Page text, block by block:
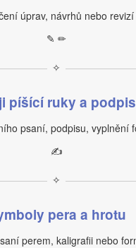
úprav, návrhů nebo
✎ ✏
✧
píšící ruky a
psaní, podpisu, vyplnění
✍
✧
pera a hrotu
perem, kaligrafii nebo